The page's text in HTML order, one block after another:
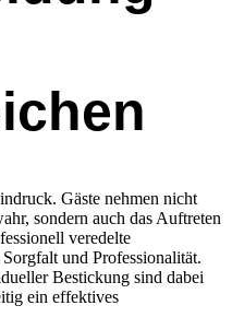
Gäste nehmen nicht
sondern auch das Auftreten
veredelte
und Professionalität.
Bestickung sind dabei
ein effektives